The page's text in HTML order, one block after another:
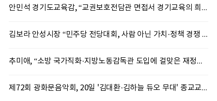
안민석 경기도교육감, “교권보호전담관 면접서 경기교육의 희망 봤다”
김보라 안성시장 “민주당 전당대회, 사람 아닌 가치·정책 경쟁 돼야”
추미애, “소방 국가직화·지방노동감독관 도입에 걸맞은 재정체계 완성해야”
제72회 광화문음악회, 20일 '김대환·김하늘 듀오 무대' 종교교회서 무료 개최